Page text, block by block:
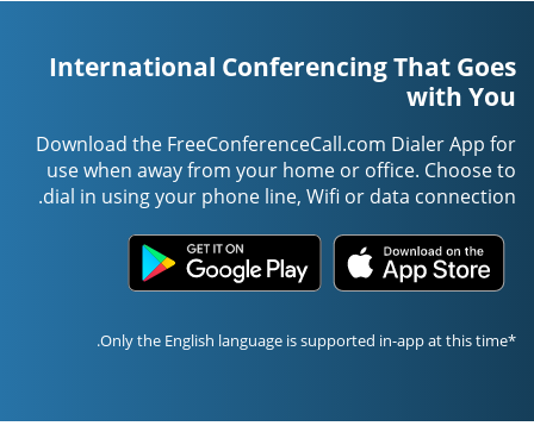
International Conferencing That Goes
with You
Download the FreeConferenceCall.com Dialer App for
use when away from your home or office. Choose to
dial in using your phone line, Wifi or data connection.
*Only the English language is supported in-app at this time.